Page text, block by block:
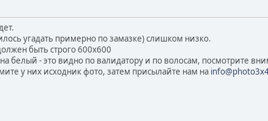
угадать примерно по замазке) слишком низко.
быть строго 600х600
белый - это видно по валидатору и по волосам, посмотрите
у них исходник фото, затем присылайте нам на